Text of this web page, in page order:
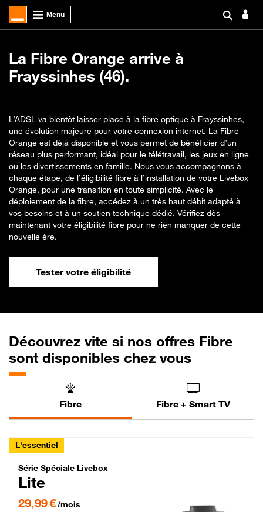
La Fibre Orange arrive à
Frayssinhes (46).
L’ADSL va bientôt laisser place à la fibre optique à Frayssinhes,
une évolution majeure pour votre connexion internet. La Fibre
Orange est déjà disponible et vous permet de bénéficier d’un
réseau plus performant, idéal pour le télétravail, les jeux en ligne
ou les divertissements en famille. Nous vous accompagnons à
chaque étape, de l’éligibilité fibre à l’installation de votre Livebox
Orange, pour une transition en toute simplicité. Avec le
déploiement de la fibre, accédez à un très haut débit adapté à
vos besoins et à un soutien technique dédié. Vérifiez dès
maintenant votre éligibilité fibre pour ne rien manquer de cette
nouvelle ère.
Tester votre éligibilité
Découvrez vite si nos offres Fibre
sont disponibles chez vous
Fibre Fibre + Smart TV
L'essentiel
Série Spéciale Livebox Lite Fibre
Série Spéciale Livebox
Lite
29,99 €/mois